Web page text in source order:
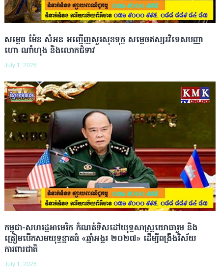
សម្តេច ម៉ែន សំអន អញ្ជើញសួរសុខទុក្ខ សម្តេចឥស្សរវិទេសបញ្ញា
ហោ ណាំហុង និងលោកជំទាវ
July 1, 2026
កម្ពុជា-សហរដ្ឋអាមេរិក កំណត់ទិសដៅយុទ្ធសាស្ត្រយោធារួម និង
ត្រៀមបើកសមយុទ្ធខ្នាតធំ «ឆ្មាំអង្គរ ២០២៧» ដើម្បីពង្រឹងវិស័យ
ការពារជាតិ
July 1, 2026